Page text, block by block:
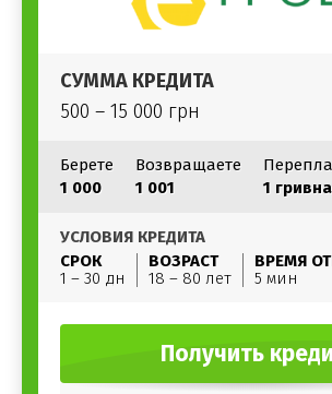
СУММА КРЕДИТА
500 – 15 000 грн
Берете
1 000
Возвращаете
1 001
1 гривна
УСЛОВИЯ КРЕДИТА
СРОК
1 – 30 дн
ВОЗРАСТ
18 – 80 лет
ВРЕМЯ
5 мин
Получить